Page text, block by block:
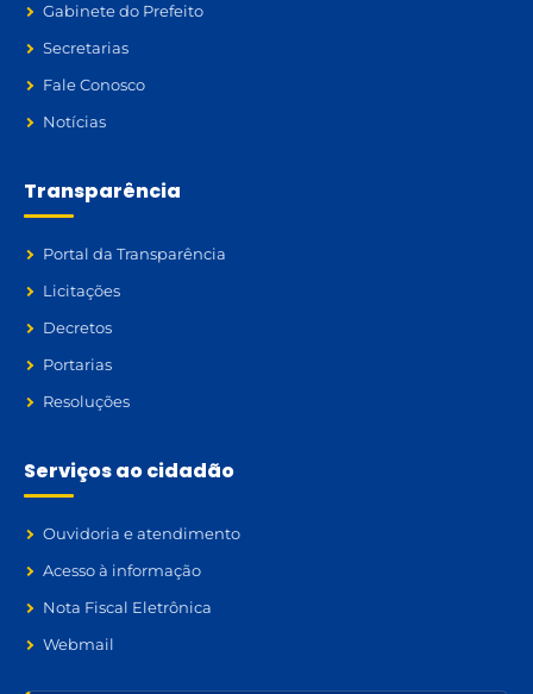
Gabinete do Prefeito
Secretarias
Fale Conosco
Notícias
Transparência
Portal da Transparência
Licitações
Decretos
Portarias
Resoluções
Serviços ao cidadão
Ouvidoria e atendimento
Acesso à informação
Nota Fiscal Eletrônica
Webmail